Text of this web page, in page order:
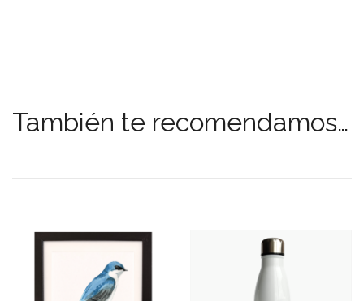
También te recomendamos…